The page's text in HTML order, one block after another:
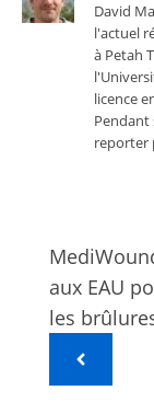
David
l'actuel
à Petah
licence
Pendant
reporter
aux EAU
les